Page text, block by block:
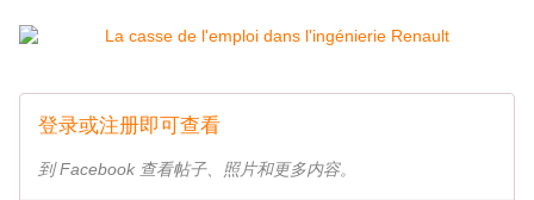
登录或注册即可查看
到 Facebook 查看帖子、照片和更多内容。